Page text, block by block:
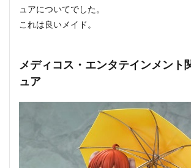
ュアについてでした。
これは良いメイド。
メディコス・エンタテインメント
ュア